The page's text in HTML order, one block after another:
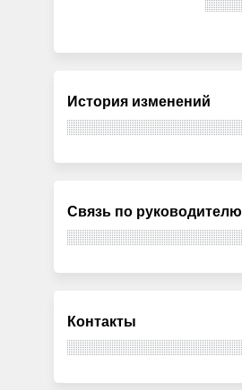
История изменений
Связь по руководителю
Контакты